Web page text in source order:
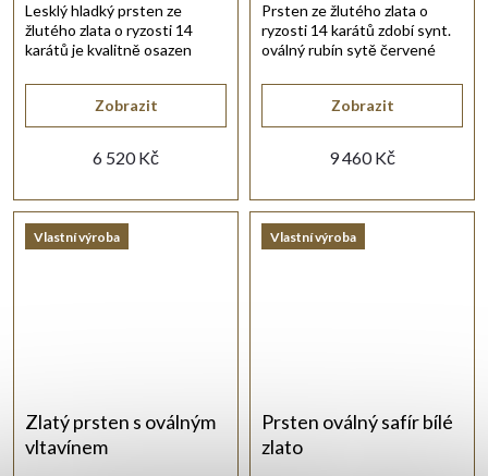
6 520 Kč
Zobrazit
Lesklý hladký prsten ze
žlutého zlata o ryzosti 14
karátů je kvalitně osazen
9 460 Kč
Zobrazit
Prsten ze žlutého zlata o
ryzosti 14 karátů zdobí synt.
oválný rubín sytě červené
Vlastní výroba
Zlatý prsten s oválným
vltavínem
Vlastní výroba
Prsten oválný safír bílé
zlato